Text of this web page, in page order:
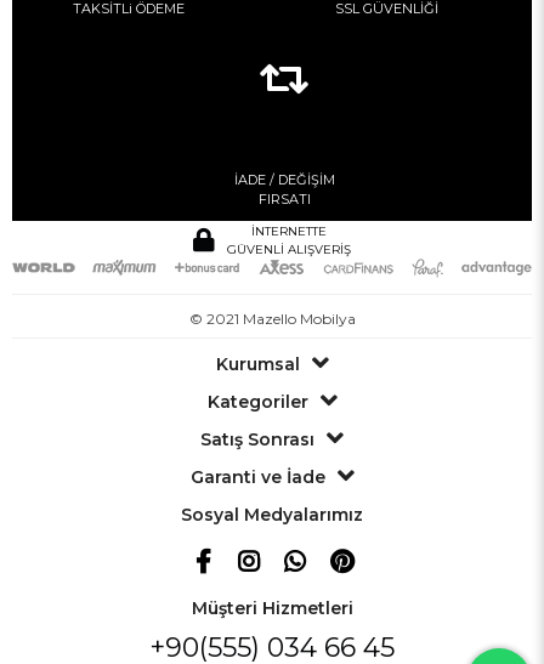
TAKSİTLi ÖDEME
SSL GÜVENLİĞİ
İADE / DEĞİŞİM
FIRSATI
İNTERNETTE
GÜVENLİ ALIŞVERİŞ
© 2021 Mazello Mobilya
Kurumsal
Kategoriler
Satış Sonrası
Garanti ve İade
Sosyal Medyalarımız
Müşteri Hizmetleri
+90(555) 034 66 45